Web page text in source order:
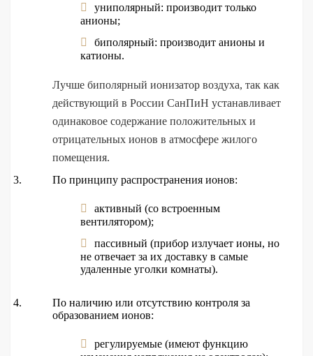
униполярный: производит только
анионы;
биполярный: производит анионы и
катионы.
Лучше биполярный ионизатор воздуха, так как
действующий в России СанПиН устанавливает
одинаковое содержание положительных и
отрицательных ионов в атмосфере жилого
помещения.
По принципу распространения ионов:
активный (со встроенным
вентилятором);
пассивный (прибор излучает ионы, но
не отвечает за их доставку в самые
удаленные уголки комнаты).
По наличию или отсутствию контроля за
образованием ионов:
регулируемые (имеют функцию